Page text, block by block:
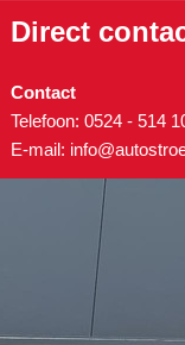
Direct
Contact
Telefoon: 0524 - 514
E-mail: